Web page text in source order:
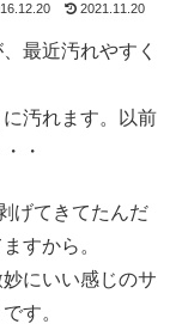
2021.11.20
最近汚れやすく
汚れます。以前
・
げてきてたんだ
すから。
にいい感じのサ
す。